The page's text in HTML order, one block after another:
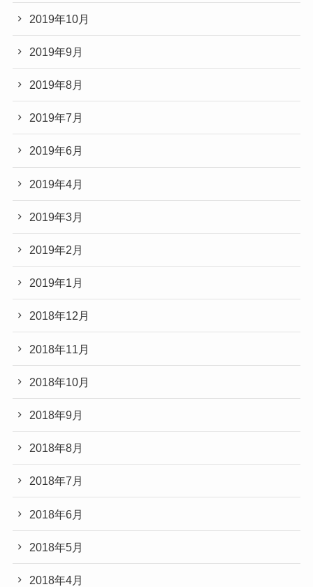
2019年10月
2019年9月
2019年8月
2019年7月
2019年6月
2019年4月
2019年3月
2019年2月
2019年1月
2018年12月
2018年11月
2018年10月
2018年9月
2018年8月
2018年7月
2018年6月
2018年5月
2018年4月